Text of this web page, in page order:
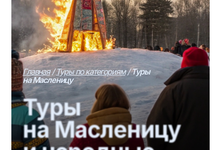
Туры
на Масленицу
и народные
гуляния
Главная /Туры по категориям/Туры
на Масленицу